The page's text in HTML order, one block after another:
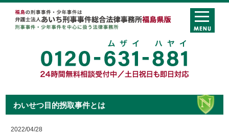
わいせつ目的拐取事件とは
2022/04/28